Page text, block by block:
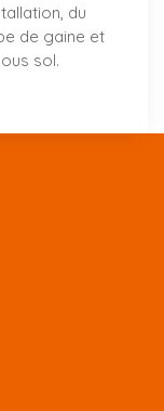
du
de gaine et
sol.